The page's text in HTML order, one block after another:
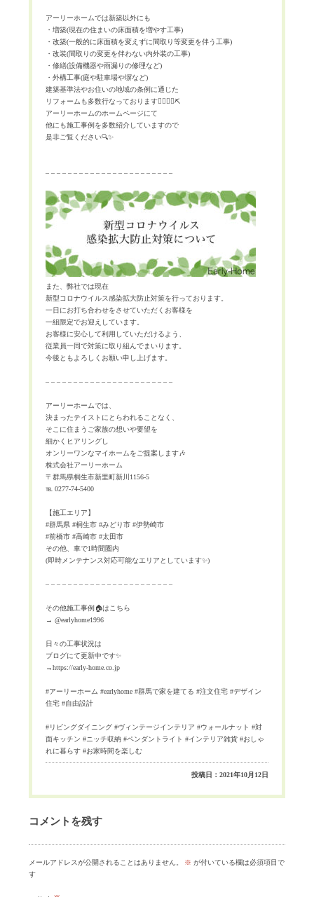
アーリーホームでは新築以外にも
・増築(現在の住まいの床面積を増やす工事)
・改築(一般的に床面積を変えずに間取り等変更を伴う工事)
・改装(間取りの変更を伴わない内外装の工事)
・修繕(設備機器や雨漏りの修理など)
・外構工事(庭や駐車場や塀など)
建築基準法やお住いの地域の条例に通じた
リフォームも多数行なっております👷‍♀️👷‍♂️⛏
アーリーホームのホームページにて
他にも施工事例を多数紹介していますので
是非ご覧ください🔍✨
– – – – – – – – – – – – – – – – – – – – – – –
また、弊社では現在
新型コロナウイルス感染拡大防止対策を行っております。
一日にお打ち合わせをさせていただくお客様を
一組限定でお迎えしています。
お客様に安心して利用していただけるよう、
従業員一同で対策に取り組んでまいります。
今後ともよろしくお願い申し上げます。
– – – – – – – – – – – – – – – – – – – – – – –
アーリーホームでは、
決まったテイストにとらわれることなく、
そこに住まうご家族の想いや要望を
細かくヒアリングし
オンリーワンなマイホームをご提案します🎶
株式会社アーリーホーム
〒群馬県桐生市新里町新川 1156-5
℡ 0277-74-5400
【施工エリア】
#群馬県 #桐生市 #みどり市 #伊勢崎市
#前橋市 #高崎市 #太田市
その他、車で1時間圏内
(即時メンテナンス対応可能なエリアとしています✨)
– – – – – – – – – – – – – – – – – – – – – – –
その他施工事例 🏠はこちら
→ @earlyhome1996
日々の工事状況は
ブログにて更新中です✨
→https://early-home.co.jp
#アーリーホーム #earlyhome #群馬で家を建てる #注文住宅 #デザイン
住宅 #自由設計
#リビングダイニング #ヴィンテージインテリア #ウォールナット #対
面キッチン #ニッチ収納 #ペンダントライト #インテリア雑貨 #おしゃ
れに暮らす #お家時間を楽しむ
投稿日：2021年10月12日
コメントを残す
メールアドレスが公開されることはありません。 ※ が付いている欄は必須項目で
す